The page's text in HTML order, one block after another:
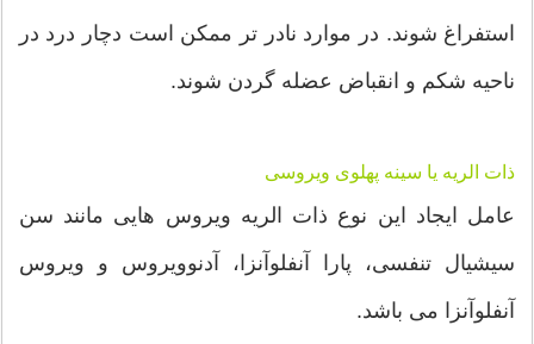
استفراغ شوند. در موارد نادر تر ممکن است دچار درد در
ناحیه شکم و انقباض عضله گردن شوند.
ذات الریه یا سینه پهلوی ویروسی
عامل ایجاد این نوع ذات الریه ویروس هایی مانند سن
سیشیال تنفسی، پارا آنفلوآنزا، آدنوویروس و ویروس
آنفلوآنزا می باشد.